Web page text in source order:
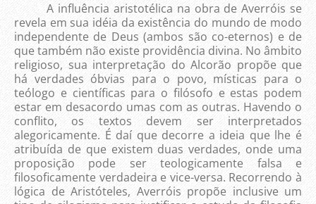
A influência aristotélica na obra de Averróis se
revela em sua idéia da existência do mundo de modo
independente de Deus (ambos são co-eternos) e de
que também não existe providência divina. No âmbito
religioso, sua interpretação do Alcorão propõe que
há verdades óbvias para o povo, místicas para o
teólogo e científicas para o filósofo e estas podem
estar em desacordo umas com as outras. Havendo o
conflito, os textos devem ser interpretados
alegoricamente. É daí que decorre a ideia que lhe é
atribuída de que existem duas verdades, onde uma
proposição pode ser teologicamente falsa e
filosoficamente verdadeira e vice-versa. Recorrendo à
lógica de Aristóteles, Averróis propõe inclusive um